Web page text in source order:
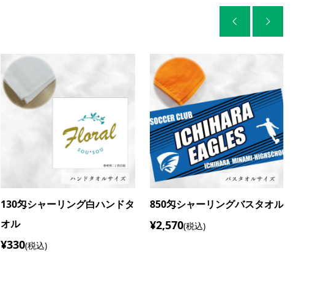

140匁シャーリングハンドタオ
ル
¥820(税込)
260匁シャーリング白フェイス
タオル
